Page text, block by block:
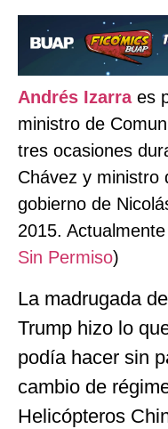
Andrés Izarra es
ministro de
tres ocasiones
Chávez y ministro
gobierno de
2015.
Sin Permiso)
La madrugada
Trump hizo lo
podía hacer sin
cambio de
Helicópteros